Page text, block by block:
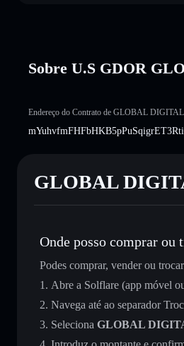
Sobre U.S GDOR
Endereço do Contrato de GLOBAL
GLOBAL
Onde posso comprar ou
Podes comprar, vender ou trocar
Abre a Solflare (app móvel
Navega até ao separador
Seleciona GLOBAL